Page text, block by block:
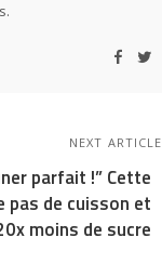
NEXT ARTICLE
parfait !” Cette
de cuisson et
moins de sucre